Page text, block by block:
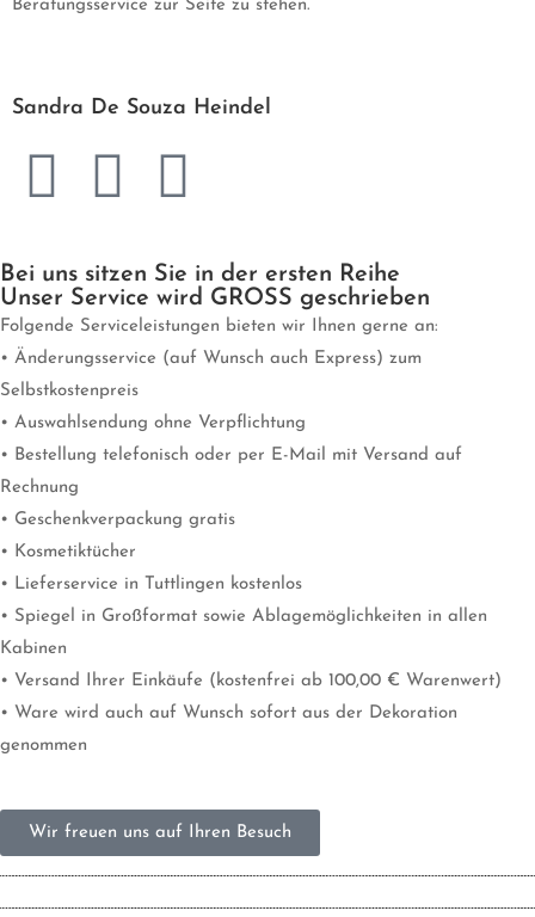
Beratungsservice zur Seite zu stehen.
Sandra De Souza Heindel
Bei uns sitzen Sie in der ersten Reihe
Unser Service wird GROSS geschrieben
Folgende Serviceleistungen bieten wir Ihnen gerne an:
• Änderungsservice (auf Wunsch auch Express) zum
Selbstkostenpreis
• Auswahlsendung ohne Verpflichtung
• Bestellung telefonisch oder per E-Mail mit Versand auf
Rechnung
• Geschenkverpackung gratis
• Kosmetiktücher
• Lieferservice in Tuttlingen kostenlos
• Spiegel in Großformat sowie Ablagemöglichkeiten in allen
Kabinen
• Versand Ihrer Einkäufe (kostenfrei ab 100,00 € Warenwert)
• Ware wird auch auf Wunsch sofort aus der Dekoration
genommen
Wir freuen uns auf Ihren Besuch